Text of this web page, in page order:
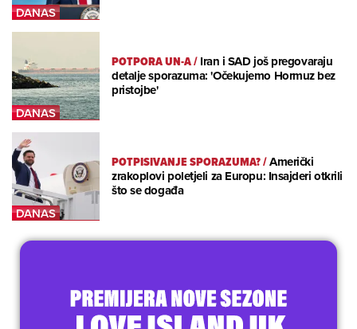
POTPORA UN-A/Iran i SAD još pregovaraju
detalje sporazuma: 'Očekujemo Hormuz bez
pristojbe'
POTPISIVANJE SPORAZUMA?/Američki
zrakoplovi poletjeli za Europu: Insajderi otkrili
što se događa